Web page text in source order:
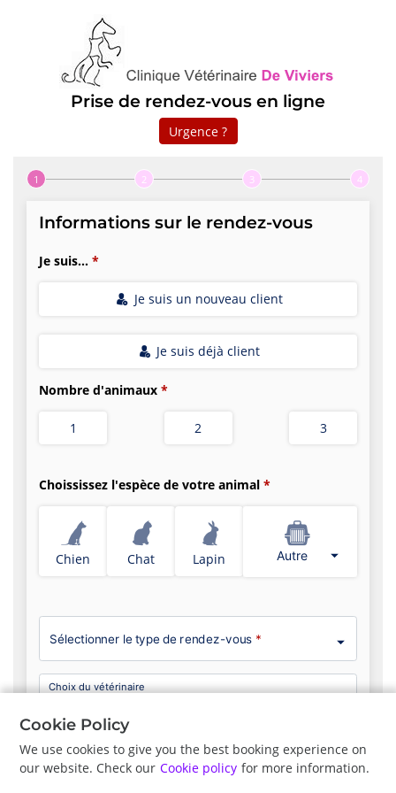
Prise de rendez-vous en ligne
Urgence ?
Step 1 of 4
Informations sur le rendez-vous
Je suis...
Je suis un nouveau client
Je suis déjà client
Nombre d'animaux
1 2 3
Choississez l'espèce de votre animal
Chien Chat Lapin Autre
Sélectionner le type de rendez-vous *
Choix du vétérinaire
Cookie Policy
We use cookies to give you the best booking experience on
our website. Check our Cookie policy for more information.